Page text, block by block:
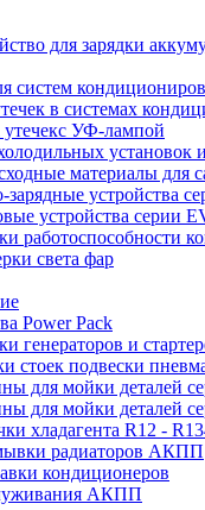
для зарядки
систем
в системах
УФ-лампой
установок
материалы для
устройства
устройства серии
работоспособности
света фар
Power Pack
генераторов и
стоек подвески
для мойки деталей
для мойки деталей
хладагента R12 -
радиаторов АКПП
кондиционеров
АКПП